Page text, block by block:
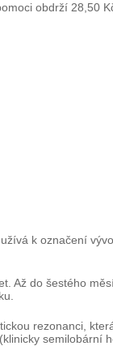
obdrží 28,50
k označení
Až do šestého
rezonanci,